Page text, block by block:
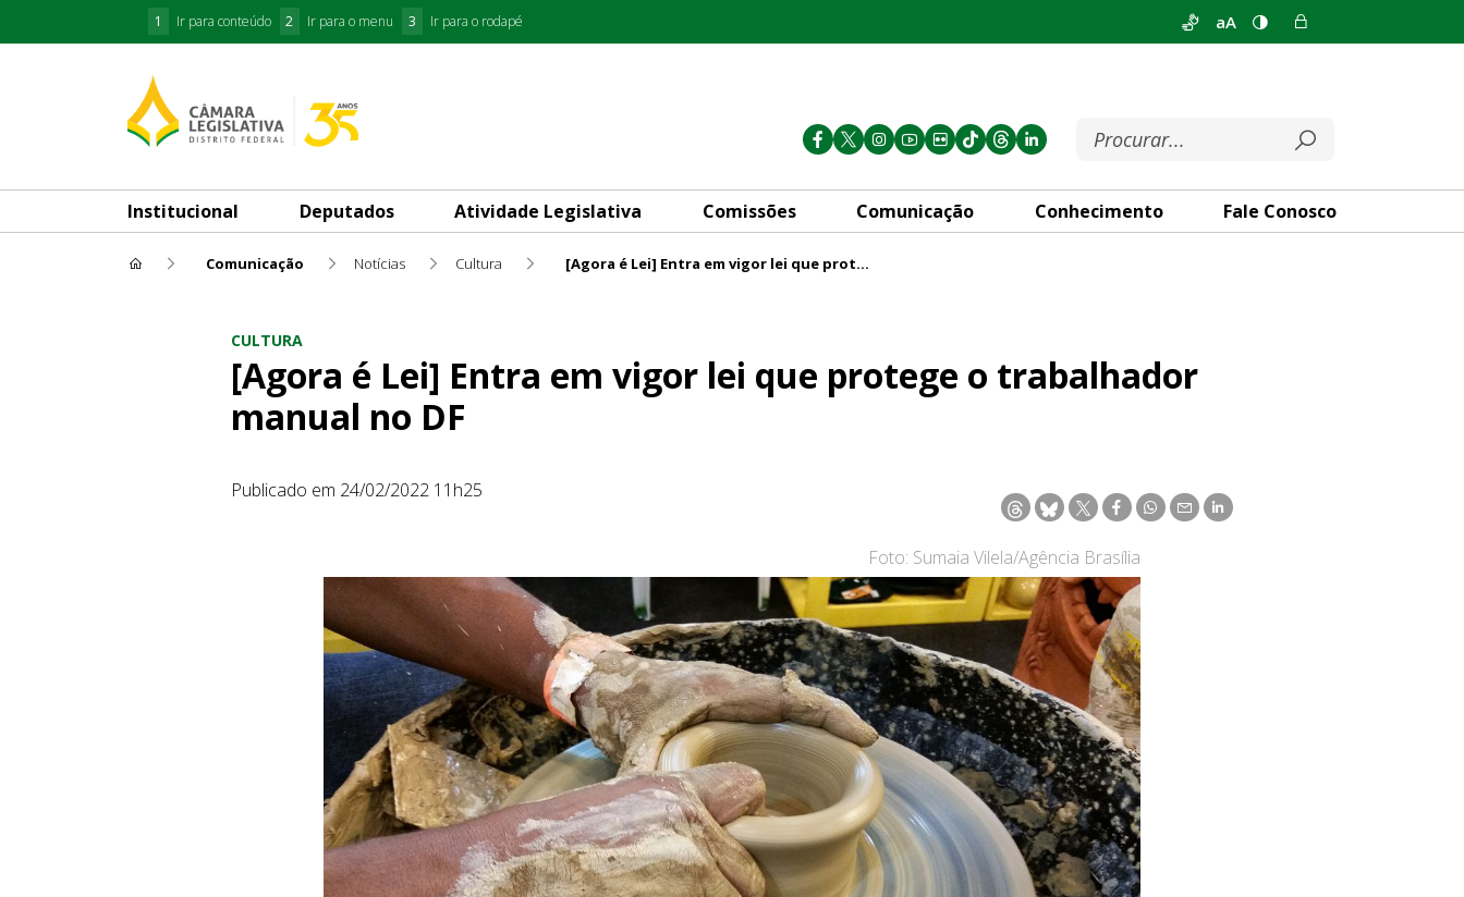
1 Ir para conteúdo 2 Ir para o menu 3 Ir para o rodapé aA
Institucional Deputados Atividade Legislativa Comissões Comunicação Conhecimento Fale Conosco
Comunicação Notícias Cultura [Agora é Lei] Entra em vigor lei que protege o trabalhador manual no DF
CULTURA
[Agora é Lei] Entra em vigor lei que protege o trabalhador
manual no DF
Publicado em 24/02/2022 11h25
Foto: Sumaia Vilela/Agência Brasília